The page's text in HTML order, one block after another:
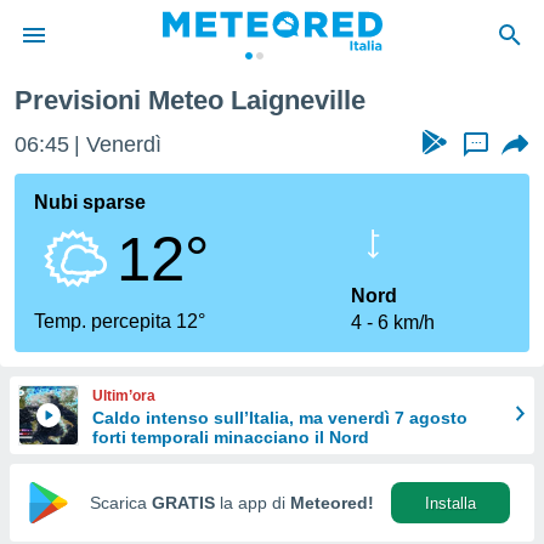
di
per
le
di
Web
Previsioni Meteo Laigneville
06:45 Venerdì ...
Nubi sparse
12°
Temp. percepita 12°
Nord
4
6 km/h
Ultim’ora
Caldo intenso sull’Italia, ma venerdì 7 agosto
forti temporali minacciano il Nord
Scarica GRATIS la app di Meteored! Installa